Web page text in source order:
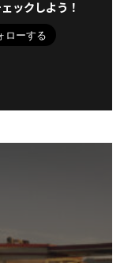
ックしよう！